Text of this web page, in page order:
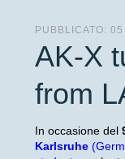
PUBBLICATO:
AK-X
from
In occasione del
Karlsruhe